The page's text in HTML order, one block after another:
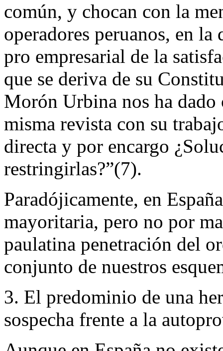
común, y chocan con la
operadores peruanos, en
pro empresarial de la
que se deriva de su
Morón Urbina nos ha dado
misma revista con su
directa y por encargo
restringirlas?”(7).
Paradójicamente, en
mayoritaria, pero no por
paulatina penetración del
conjunto de nuestros
3. El predominio de una
sospecha frente a la